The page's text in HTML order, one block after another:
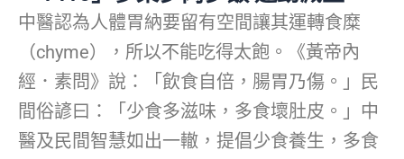
中醫認為人體胃納要留有空間讓其運轉食糜
（chyme），所以不能吃得太飽。《黃帝內
經．素問》說：「飲食自倍，腸胃乃傷。」民
間俗諺曰：「少食多滋味，多食壞肚皮。」中
醫及民間智慧如出一轍，提倡少食養生，多食